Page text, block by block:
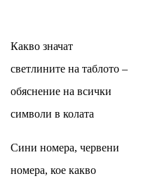
Какво значат
светлините на таблото –
обяснение на всички
символи в колата
Сини номера, червени
номера, кое какво